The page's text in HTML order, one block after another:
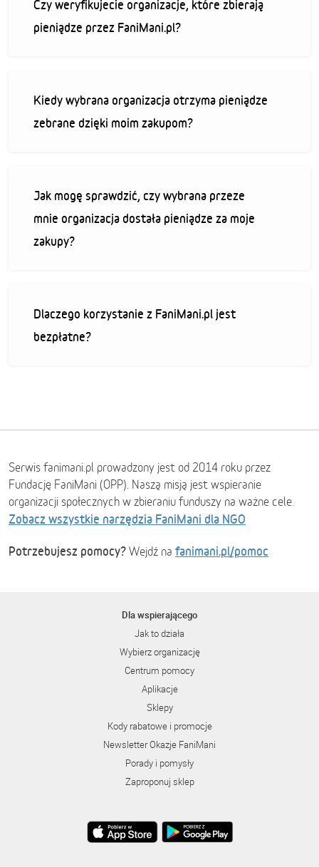
Czy weryfikujecie organizacje, które zbierają
pieniądze przez FaniMani.pl?
Kiedy wybrana organizacja otrzyma pieniądze
zebrane dzięki moim zakupom?
Jak mogę sprawdzić, czy wybrana przeze
mnie organizacja dostała pieniądze za moje
zakupy?
Dlaczego korzystanie z FaniMani.pl jest
bezpłatne?
Serwis fanimani.pl prowadzony jest od 2014 roku przez
Fundację FaniMani (OPP). Naszą misją jest wspieranie
organizacji społecznych w zbieraniu funduszy na ważne cele.
Zobacz wszystkie narzędzia FaniMani dla NGO
Potrzebujesz pomocy? Wejdź na fanimani.pl/pomoc
Dla wspierającego
Jak to działa
Wybierz organizację
Centrum pomocy
Aplikacje
Sklepy
Kody rabatowe i promocje
Newsletter Okazje FaniMani
Porady i pomysły
Zaproponuj sklep